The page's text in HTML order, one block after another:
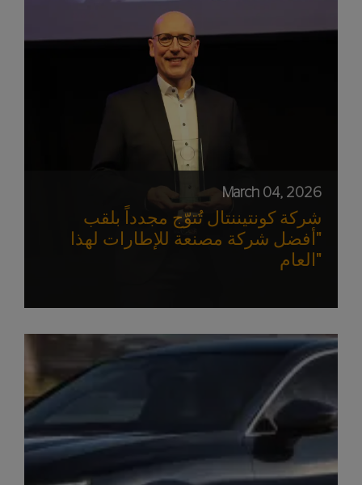
March 04, 2026
شركة كونتيننتال تُتوّج مجدداً بلقب
"أفضل شركة مصنعة للإطارات لهذا
العام"